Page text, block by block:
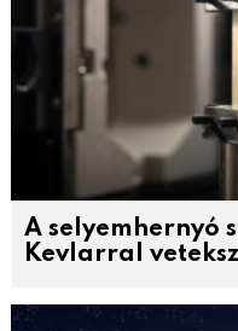
A selyemhernyó
Kevlarral